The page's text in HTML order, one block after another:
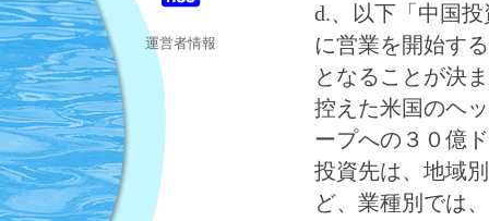
運営者情報
d.、以下「中国
に営業を開始す
となることが決
控えた米国のヘ
ープへの３０億
投資先は、地域
ど、業種別では